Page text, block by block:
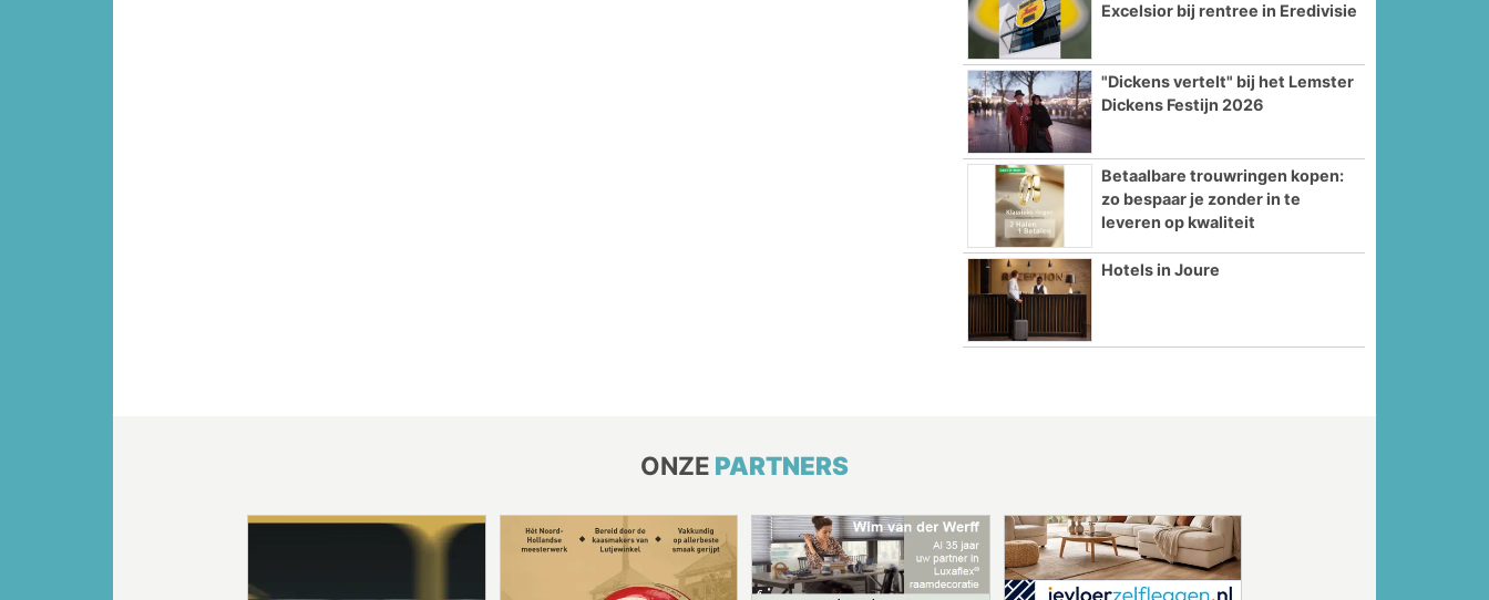
Excelsior bij rentree in Eredivisie
"Dickens vertelt" bij het Lemster
Dickens Festijn 2026
Betaalbare trouwringen kopen:
zo bespaar je zonder in te
leveren op kwaliteit
Hotels in Joure
ONZE PARTNERS